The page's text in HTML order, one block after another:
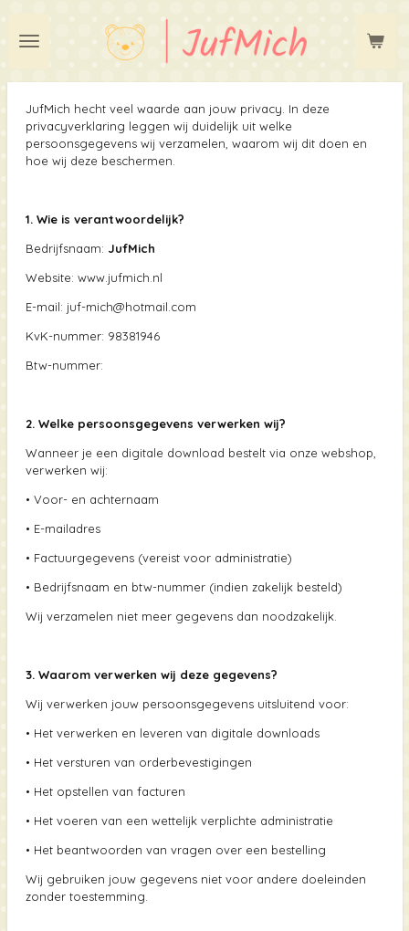
direct
naar
hoofdinhoud
JufMich hecht veel waarde aan jouw privacy. In deze
privacyverklaring leggen wij duidelijk uit welke
persoonsgegevens wij verzamelen, waarom wij dit doen en
hoe wij deze beschermen.
1. Wie is verantwoordelijk?
Bedrijfsnaam: JufMich
Website: www.jufmich.nl
E-mail: juf-mich@hotmail.com
KvK-nummer: 98381946
Btw-nummer:
2. Welke persoonsgegevens verwerken wij?
Wanneer je een digitale download bestelt via onze webshop,
verwerken wij:
• Voor- en achternaam
• E-mailadres
• Factuurgegevens (vereist voor administratie)
• Bedrijfsnaam en btw-nummer (indien zakelijk besteld)
Wij verzamelen niet meer gegevens dan noodzakelijk.
3. Waarom verwerken wij deze gegevens?
Wij verwerken jouw persoonsgegevens uitsluitend voor:
• Het verwerken en leveren van digitale downloads
• Het versturen van orderbevestigingen
• Het opstellen van facturen
• Het voeren van een wettelijk verplichte administratie
• Het beantwoorden van vragen over een bestelling
Wij gebruiken jouw gegevens niet voor andere doeleinden
zonder toestemming.